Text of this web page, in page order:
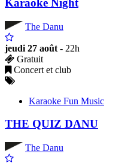
Karaoke Night
The Danu
jeudi 27 août - 22h
Gratuit
Concert et club
Karaoke Fun Music
THE QUIZ DANU
The Danu